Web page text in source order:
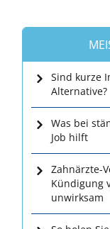
Sind kurze
Alternative?
Was bei
Job hilft
Zahnärzte-
Kündigung
unwirksam